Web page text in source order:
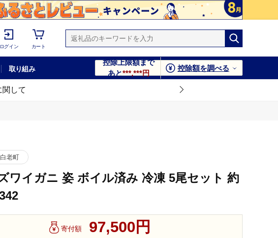
ログイン カート
取り組み
控除上限額まで
あと***,***円
控除額を調べる
関して
白老町
ワイガニ 姿 ボイル済み 冷凍 5尾セット 約
寄付額 97,500円